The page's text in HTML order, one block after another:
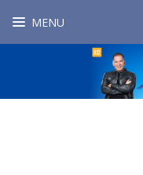
MENU